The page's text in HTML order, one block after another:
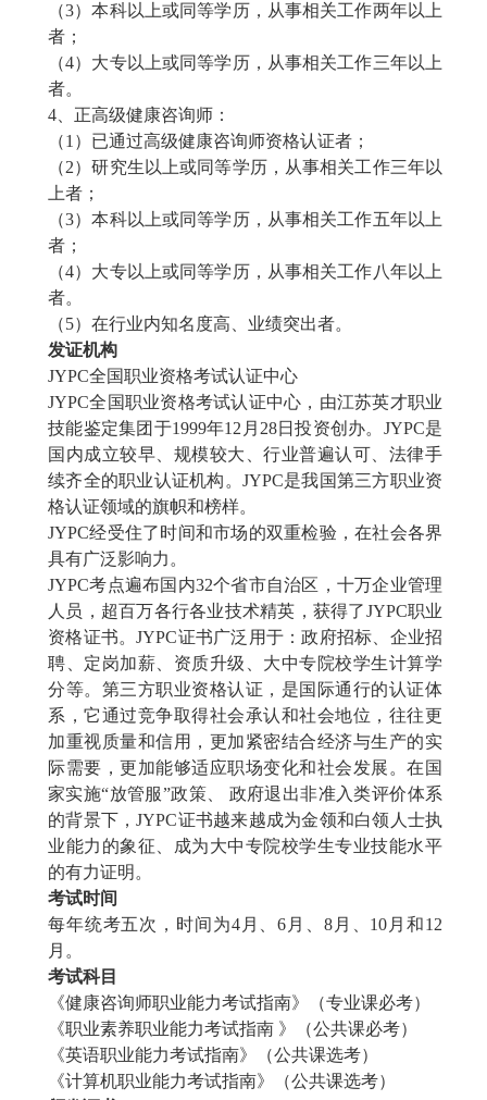
（3）本科以上或同等学历，从事相关工作两年以上
者；
（4）大专以上或同等学历，从事相关工作三年以上
者。
4、正高级健康咨询师 ：
（1）已通过高级健康咨询师资格认证者；
（2）研究生以上或同等学历，从事相关工作三年以
上者；
（3）本科以上或同等学历，从事相关工作五年以上
者；
（4）大专以上或同等学历，从事相关工作八年以上
者。
（5）在行业内知名度高、业绩突出者。
发证机构
JYPC全国职业资格考试认证中心
JYPC全国职业资格考试认证中心，由江苏英才职业
技能鉴定集团于1999年12月28日投资创办。JYPC是
国内成立较早、规模较大、行业普遍认可、法律手
续齐全的职业认证机构。JYPC是我国第三方职业资
格认证领域的旗帜和榜样。
JYPC经受住了时间和市场的双重检验，在社会各界
具有广泛影响力。
JYPC考点遍布国内32个省市自治区，十万企业管理
人员，超百万各行各业技术精英，获得了JYPC职业
资格证书。JYPC证书广泛用于：政府招标、企业招
聘、定岗加薪、资质升级、大中专院校学生计算学
分等。第三方职业资格认证，是国际通行的认证体
系，它通过竞争取得社会承认和社会地位，往往更
加重视质量和信用，更加紧密结合经济与生产的实
际需要，更加能够适应职场变化和社会发展。在国
家实施“放管服”政策、 政府退出非准入类评价体系
的背景下，JYPC证书越来越成为金领和白领人士执
业能力的象征、成为大中专院校学生专业技能水平
的有力证明。
考试时间
每年统考五次，时间为4月、6月、8月、10月和12
月。
考试科目
《健康咨询师职业能力考试指南》（专业课必考）
《职业素养职业能力考试指南 》（公共课必考）
《英语职业能力考试指南》（公共课选考）
《计算机职业能力考试指南》（公共课选考）